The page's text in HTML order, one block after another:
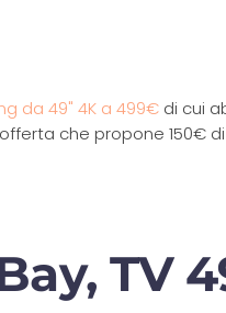
da 49" 4K a 499€ di cui
che propone 150€
TV